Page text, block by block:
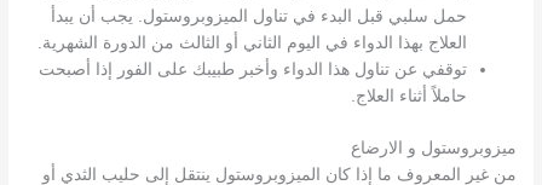
حمل سلبي قبل البدء في تناول الميزوبروستول. يجب أن يبدأ
العلاج بهذا الدواء في اليوم الثاني أو الثالث من الدورة الشهرية.
توقفي عن تناول هذا الدواء وأخبر طبيبك على الفور إذا أصبحت
حاملاً أثناء العلاج.
ميزوبروستول و الارضاع
من غير المعروف ما إذا كان الميزوبروستول ينتقل إلى حليب الثدي أو